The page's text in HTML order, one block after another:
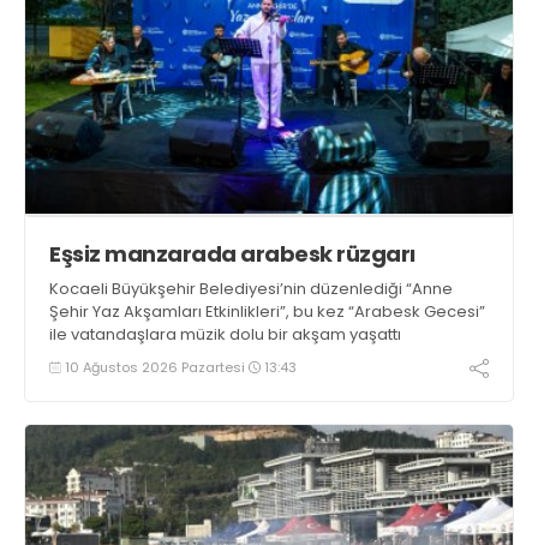
Eşsiz manzarada arabesk rüzgarı
Kocaeli Büyükşehir Belediyesi’nin düzenlediği “Anne
Şehir Yaz Akşamları Etkinlikleri”, bu kez “Arabesk Gecesi”
ile vatandaşlara müzik dolu bir akşam yaşattı
10 Ağustos 2026 Pazartesi 13:43